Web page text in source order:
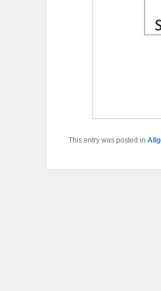
This entry was posted in